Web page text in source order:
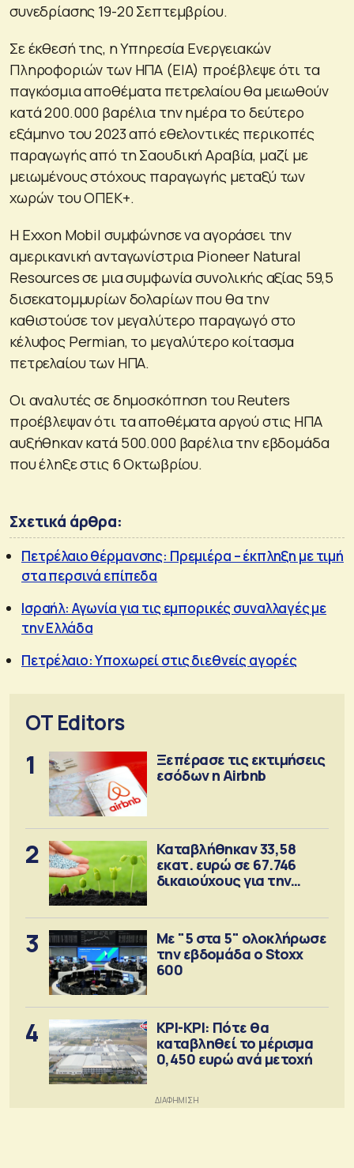
συνεδρίασης 19-20 Σεπτεμβρίου.
Σε έκθεσή της, η Υπηρεσία Ενεργειακών
Πληροφοριών των ΗΠΑ (EIA) προέβλεψε ότι τα
παγκόσμια αποθέματα πετρελαίου θα μειωθούν
κατά 200.000 βαρέλια την ημέρα το δεύτερο
εξάμηνο του 2023 από εθελοντικές περικοπές
παραγωγής από τη Σαουδική Αραβία, μαζί με
μειωμένους στόχους παραγωγής μεταξύ των
χωρών του ΟΠΕΚ+.
Η Exxon Mobil συμφώνησε να αγοράσει την
αμερικανική ανταγωνίστρια Pioneer Natural
Resources σε μια συμφωνία συνολικής αξίας 59,5
δισεκατομμυρίων δολαρίων που θα την
καθιστούσε τον μεγαλύτερο παραγωγό στο
κέλυφος Permian, το μεγαλύτερο κοίτασμα
πετρελαίου των ΗΠΑ.
Οι αναλυτές σε δημοσκόπηση του Reuters
προέβλεψαν ότι τα αποθέματα αργού στις ΗΠΑ
αυξήθηκαν κατά 500.000 βαρέλια την εβδομάδα
που έληξε στις 6 Οκτωβρίου.
Σχετικά άρθρα:
Πετρέλαιο θέρμανσης: Πρεμιέρα – έκπληξη με τιμή
στα περσινά επίπεδα
Ισραήλ: Αγωνία για τις εμπορικές συναλλαγές με
την Ελλάδα
Πετρέλαιο: Υποχωρεί στις διεθνείς αγορές
OT Editors
1
Ξεπέρασε τις εκτιμήσεις
εσόδων η Airbnb
2
Καταβλήθηκαν 33,58
εκατ. ευρώ σε 67.746
δικαιούχους για την
3
Με "5 στα 5" ολοκλήρωσε
την εβδομάδα ο Stoxx
600
4
ΚΡΙ-ΚΡΙ: Πότε θα
καταβληθεί το μέρισμα
0,450 ευρώ ανά μετοχή